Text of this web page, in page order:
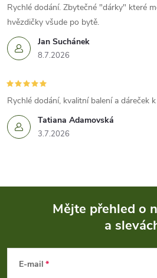
Jan Suchánek
8.7.2026
Rychlé dodání. Zbytečné "dárky" které
hvězdičky všude po bytě.
Tatiana Adamovská
3.7.2026
Rychlé dodání, kvalitní balení a dáreček
Mějte přehled o
a
E-mail